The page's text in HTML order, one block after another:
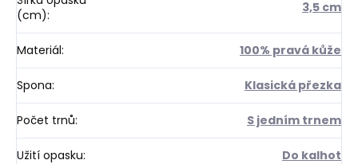
(cm): 3,5 cm
Materiál: 100% pravá kůže
Spona: Klasická přezka
Počet trnů: S jedním trnem
Užití opasku: Do kalhot